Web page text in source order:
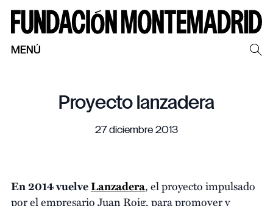
MENÚ
Proyecto lanzadera
27 diciembre 2013
En 2014 vuelveLanzadera, el proyecto impulsado
por el empresario Juan Roig, para promover y